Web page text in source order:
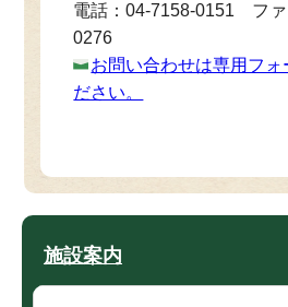
電話：04-7158-0151 フ
0276
お問い合わせは専用フォ
ださい。
施設案内